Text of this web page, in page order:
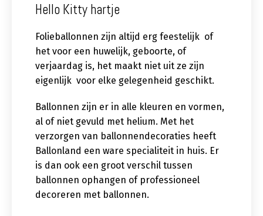
Hello Kitty hartje
Folieballonnen zijn altijd erg feestelijk of
het voor een huwelijk, geboorte, of
verjaardag is, het maakt niet uit ze zijn
eigenlijk voor elke gelegenheid geschikt.
Ballonnen zijn er in alle kleuren en vormen,
al of niet gevuld met helium. Met het
verzorgen van ballonnendecoraties heeft
Ballonland een ware specialiteit in huis. Er
is dan ook een groot verschil tussen
ballonnen ophangen of professioneel
decoreren met ballonnen.